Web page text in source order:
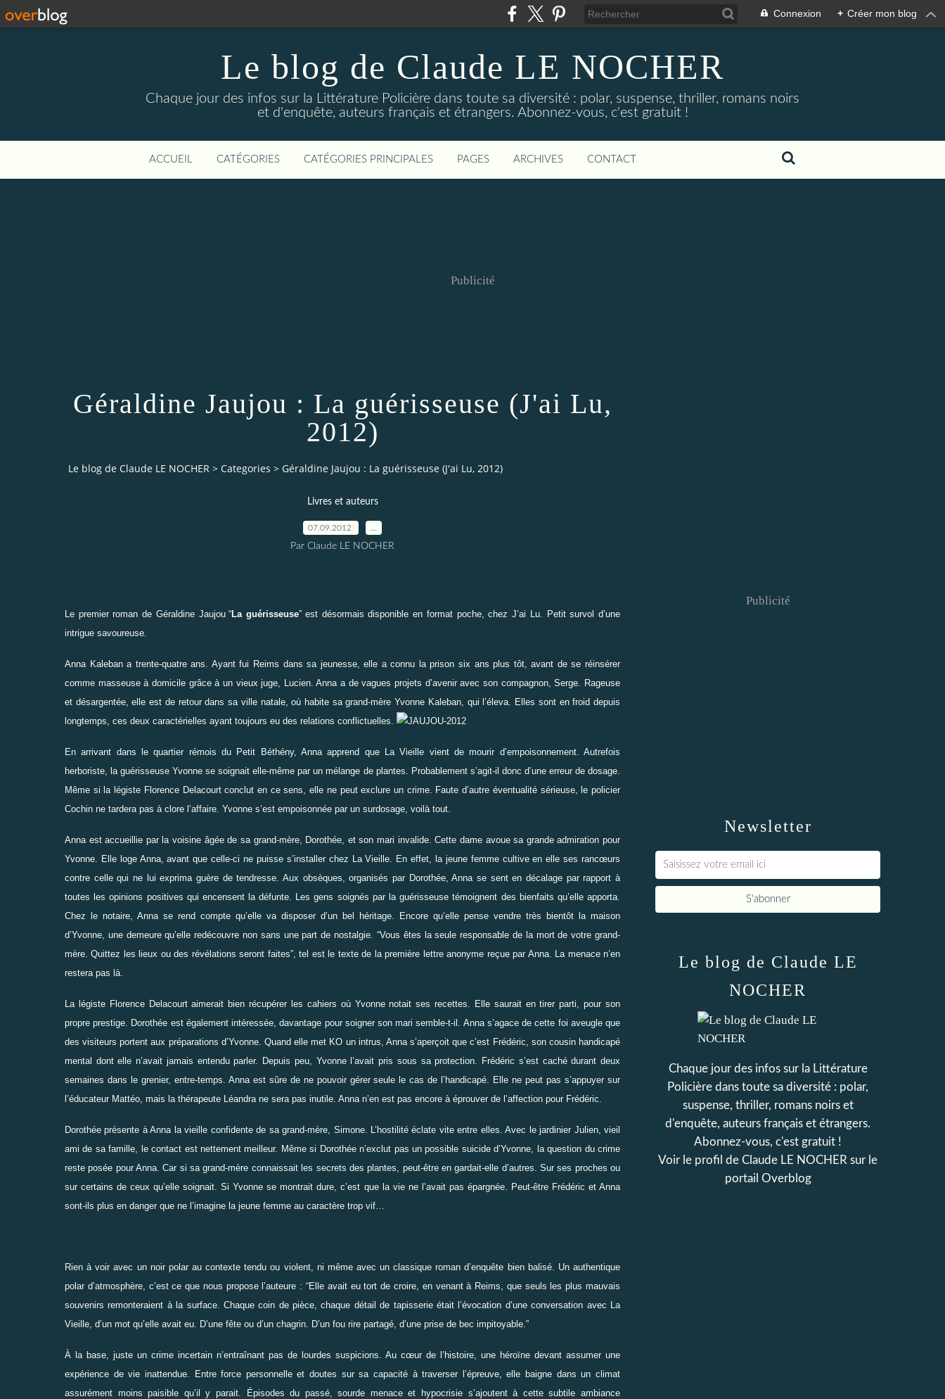
Connexion + Créer mon blog
Le blog de Claude LE NOCHER
Chaque jour des infos sur la Littérature Policière dans toute sa diversité : polar, suspense, thriller, romans noirs
et d'enquête, auteurs français et étrangers. Abonnez-vous, c'est gratuit !
ACCUEIL CATÉGORIES CATÉGORIES PRINCIPALES PAGES ARCHIVES CONTACT
Publicité
Géraldine Jaujou : La guérisseuse (J'ai Lu,
2012)
Le blog de Claude LE NOCHER > Categories > Géraldine Jaujou : La guérisseuse (J'ai Lu, 2012)
Livres et auteurs
07.09.2012
Par Claude LE NOCHER
Le premier roman de Géraldine Jaujou “La guérisseuse” est désormais disponible en format poche, chez J’ai Lu. Petit survol d’une
intrigue savoureuse.
Anna Kaleban a trente-quatre ans. Ayant fui Reims dans sa jeunesse, elle a connu la prison six ans plus tôt, avant de se réinsérer
comme masseuse à domicile grâce à un vieux juge, Lucien. Anna a de vagues projets d’avenir avec son compagnon, Serge. Rageuse
et désargentée, elle est de retour dans sa ville natale, où habite sa grand-mère Yvonne Kaleban, qui l’éleva. Elles sont en froid depuis
longtemps, ces deux caractérielles ayant toujours eu des relations conflictuelles.
En arrivant dans le quartier rémois du Petit Béthény, Anna apprend que La Vieille vient de mourir d’empoisonnement. Autrefois
herboriste, la guérisseuse Yvonne se soignait elle-même par un mélange de plantes. Probablement s’agit-il donc d’une erreur de dosage.
Même si la légiste Florence Delacourt conclut en ce sens, elle ne peut exclure un crime. Faute d’autre éventualité sérieuse, le policier
Cochin ne tardera pas à clore l’affaire. Yvonne s’est empoisonnée par un surdosage, voilà tout.
Anna est accueillie par la voisine âgée de sa grand-mère, Dorothée, et son mari invalide. Cette dame avoue sa grande admiration pour
Yvonne. Elle loge Anna, avant que celle-ci ne puisse s’installer chez La Vieille. En effet, la jeune femme cultive en elle ses rancœurs
contre celle qui ne lui exprima guère de tendresse. Aux obsèques, organisés par Dorothée, Anna se sent en décalage par rapport à
toutes les opinions positives qui encensent la défunte. Les gens soignés par la guérisseuse témoignent des bienfaits qu’elle apporta.
Chez le notaire, Anna se rend compte qu’elle va disposer d’un bel héritage. Encore qu’elle pense vendre très bientôt la maison
d’Yvonne, une demeure qu’elle redécouvre non sans une part de nostalgie. “Vous êtes la seule responsable de la mort de votre grand-
mère. Quittez les lieux ou des révélations seront faites”, tel est le texte de la première lettre anonyme reçue par Anna. La menace n’en
restera pas là.
La légiste Florence Delacourt aimerait bien récupérer les cahiers où Yvonne notait ses recettes. Elle saurait en tirer parti, pour son
propre prestige. Dorothée est également intéressée, davantage pour soigner son mari semble-t-il. Anna s’agace de cette foi aveugle que
des visiteurs portent aux préparations d’Yvonne. Quand elle met KO un intrus, Anna s’aperçoit que c’est Frédéric, son cousin handicapé
mental dont elle n’avait jamais entendu parler. Depuis peu, Yvonne l’avait pris sous sa protection. Frédéric s’est caché durant deux
semaines dans le grenier, entre-temps. Anna est sûre de ne pouvoir gérer seule le cas de l’handicapé. Elle ne peut pas s’appuyer sur
l’éducateur Mattéo, mais la thérapeute Léandra ne sera pas inutile. Anna n’en est pas encore à éprouver de l’affection pour Frédéric.
Dorothée présente à Anna la vieille confidente de sa grand-mère, Simone. L’hostilité éclate vite entre elles. Avec le jardinier Julien, vieil
ami de sa famille, le contact est nettement meilleur. Même si Dorothée n’exclut pas un possible suicide d’Yvonne, la question du crime
reste posée pour Anna. Car si sa grand-mère connaissait les secrets des plantes, peut-être en gardait-elle d’autres. Sur ses proches ou
sur certains de ceux qu’elle soignait. Si Yvonne se montrait dure, c’est que la vie ne l’avait pas épargnée. Peut-être Frédéric et Anna
sont-ils plus en danger que ne l’imagine la jeune femme au caractère trop vif…
Rien à voir avec un noir polar au contexte tendu ou violent, ni même avec un classique roman d’enquête bien balisé. Un authentique
polar d’atmosphère, c’est ce que nous propose l’auteure :“Elle avait eu tort de croire, en venant à Reims, que seuls les plus mauvais
souvenirs remonteraient à la surface. Chaque coin de pièce, chaque détail de tapisserie était l’évocation d’une conversation avec La
Vieille, d’un mot qu’elle avait eu. D’une fête ou d’un chagrin. D’un fou rire partagé, d’une prise de bec impitoyable. ”
À la base, juste un crime incertain n’entraînant pas de lourdes suspicions. Au cœur de l’histoire, une héroïne devant assumer une
expérience de vie inattendue. Entre force personnelle et doutes sur sa capacité à traverser l’épreuve, elle baigne dans un climat
assurément moins paisible qu’il y parait. Épisodes du passé, sourde menace et hypocrisie s’ajoutent à cette subtile ambiance
Newsletter
Publicité
Le blog de Claude LE
NOCHER
Chaque jour des infos sur la Littérature
Policière dans toute sa diversité : polar,
suspense, thriller, romans noirs et
d'enquête, auteurs français et étrangers.
Abonnez-vous, c'est gratuit !
Voir le profil de Claude LE NOCHER sur le
portail Overblog